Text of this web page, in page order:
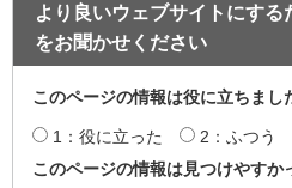
より良いウェブサイトにす
をお聞かせください
このページの情報は役に立ちまし
1：役に立った 2：ふつう
このページの情報は見つけやすか